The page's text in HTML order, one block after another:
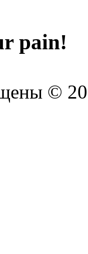
pain!
©